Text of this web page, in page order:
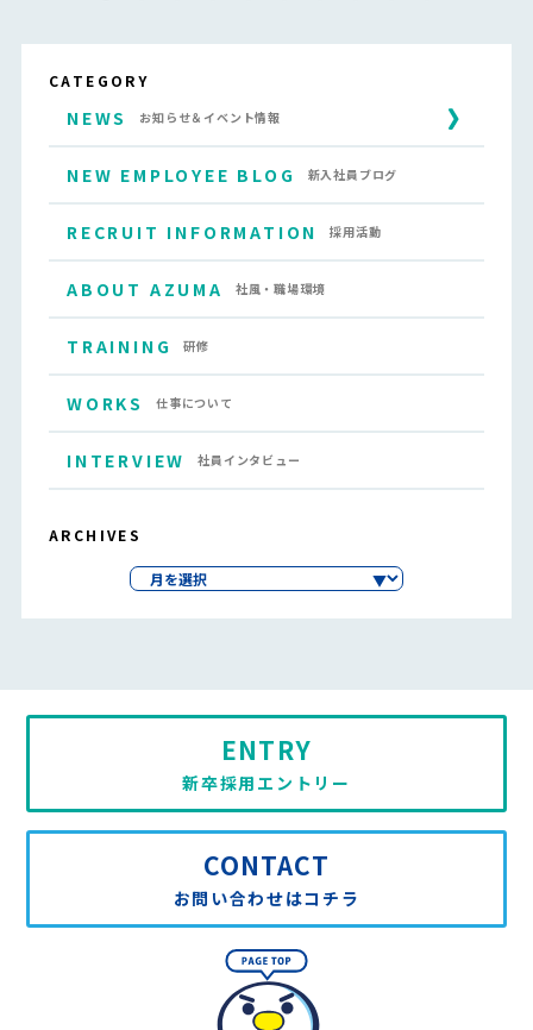
CATEGORY
NEWS お知らせ＆イベント情報
NEW EMPLOYEE BLOG 新入社員ブログ
RECRUIT INFORMATION 採用活動
ABOUT AZUMA 社風・職場環境
TRAINING 研修
WORKS 仕事について
INTERVIEW 社員インタビュー
ARCHIVES
CONTACT
お問い合わせはコチラ
ENTRY
新卒採用エントリー